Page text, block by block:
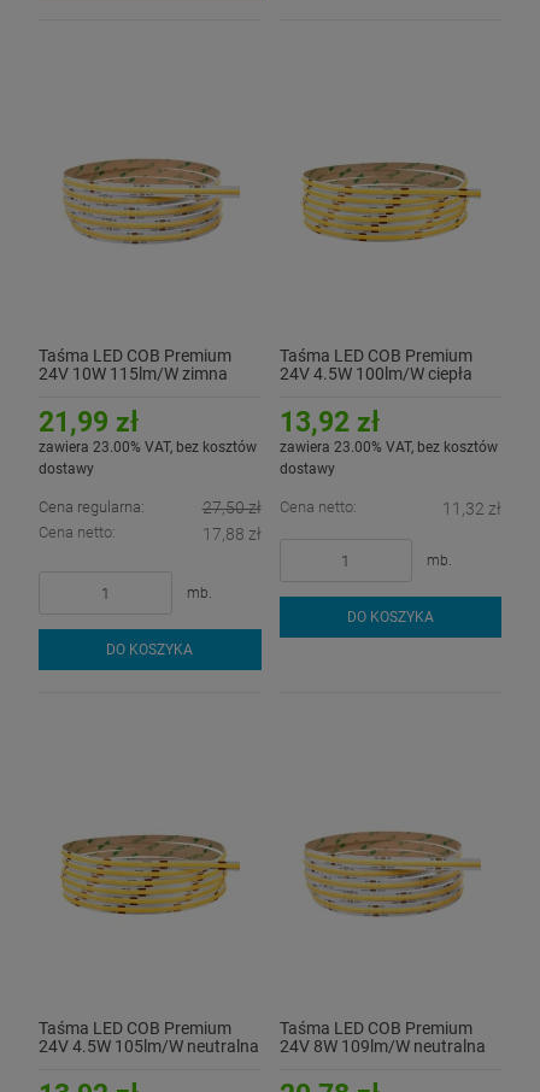
Taśma LED COB Premium
24V 10W 115lm/W zimna
21,99 zł
zawiera 23.00% VAT, bez kosztów
dostawy
Cena regularna: 27,50 zł
Cena netto: 17,88 zł
mb.
DO KOSZYKA
Taśma LED COB Premium
24V 4.5W 100lm/W ciepła
13,92 zł
zawiera 23.00% VAT, bez kosztów
dostawy
Cena netto: 11,32 zł
mb.
DO KOSZYKA
Taśma LED COB Premium
24V 4.5W 105lm/W neutralna
Taśma LED COB Premium
24V 8W 109lm/W neutralna
IP54